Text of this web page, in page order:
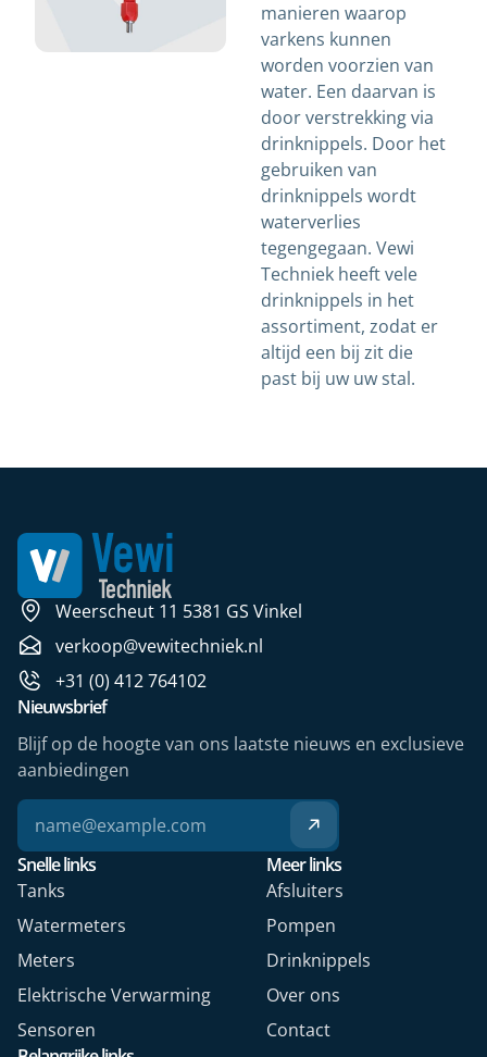
manieren waarop
varkens kunnen
worden voorzien van
water. Een daarvan is
door verstrekking via
drinknippels. Door het
gebruiken van
drinknippels wordt
waterverlies
tegengegaan. Vewi
Techniek heeft vele
drinknippels in het
assortiment, zodat er
altijd een bij zit die
past bij uw uw stal.
Weerscheut 11 5381 GS Vinkel
verkoop@vewitechniek.nl
+31 (0) 412 764102
Snelle links
Tanks
Watermeters
Meters
Elektrische Verwarming
Sensoren
Meer links
Afsluiters
Pompen
Drinknippels
Over ons
Contact
Nieuwsbrief
Blijf op de hoogte van ons laatste nieuws en exclusieve
aanbiedingen